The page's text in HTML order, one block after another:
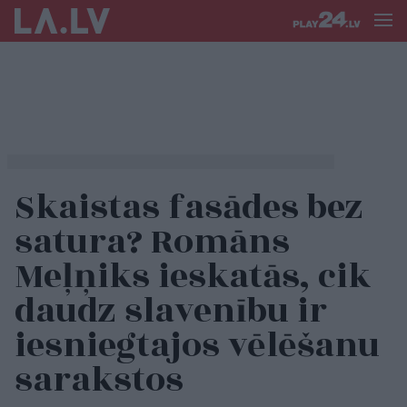
Skaistas fasādes bez
satura? Romāns
Meļņiks ieskatās, cik
daudz slavenību ir
iesniegtajos vēlēšanu
sarakstos